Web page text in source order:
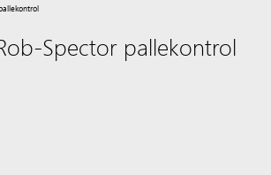
Spector pallekontrol